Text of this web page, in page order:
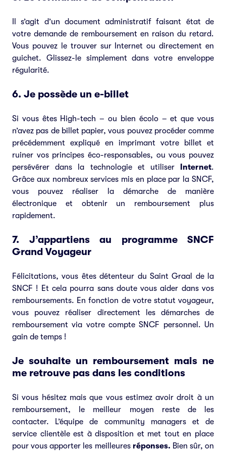
Il s’agit d’un document administratif faisant état de
votre demande de remboursement en raison du retard.
Vous pouvez le trouver sur Internet ou directement en
guichet. Glissez-le simplement dans votre enveloppe
régularité.
6. Je possède un e-billet
Si vous êtes High-tech – ou bien écolo – et que vous
n’avez pas de billet papier, vous pouvez procéder comme
précédemment expliqué en imprimant votre billet et
ruiner vos principes éco-responsables, ou vous pouvez
persévérer dans la technologie et utiliser
Internet.
Grâce aux nombreux services mis en place par la SNCF,
vous pouvez réaliser la démarche de manière
électronique et obtenir un remboursement plus
rapidement.
7. J’appartiens au programme SNCF
Grand Voyageur
Félicitations, vous êtes détenteur du Saint Graal de la
SNCF ! Et cela pourra sans doute vous aider dans vos
remboursements. En fonction de votre statut voyageur,
vous pouvez réaliser directement les démarches de
remboursement via votre compte SNCF personnel. Un
gain de temps !
Je souhaite un remboursement mais ne
me retrouve pas dans les conditions
Si vous hésitez mais que vous estimez avoir droit à un
remboursement, le meilleur moyen reste de les
contacter. L’équipe de community managers et de
service clientèle est à disposition et met tout en place
pour vous apporter les meilleures réponses. Bien sûr, on